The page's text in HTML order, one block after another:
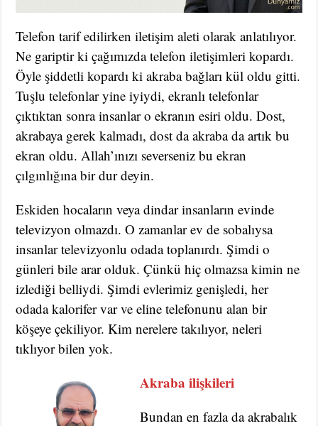
Telefon tarif edilirken iletişim aleti olarak anlatılıyor.
Ne gariptir ki çağımızda telefon iletişimleri kopardı.
Öyle şiddetli kopardı ki akraba bağları kül oldu gitti.
Tuşlu telefonlar yine iyiydi, ekranlı telefonlar
çıktıktan sonra insanlar o ekranın esiri oldu. Dost,
akrabaya gerek kalmadı, dost da akraba da artık bu
ekran oldu. Allah’ınızı severseniz bu ekran
çılgınlığına bir dur deyin.
Eskiden hocaların veya dindar insanların evinde
televizyon olmazdı. O zamanlar ev de sobalıysa
insanlar televizyonlu odada toplanırdı. Şimdi o
günleri bile arar olduk. Çünkü hiç olmazsa kimin ne
izlediği belliydi. Şimdi evlerimiz genişledi, her
odada kalorifer var ve eline telefonunu alan bir
köşeye çekiliyor. Kim nerelere takılıyor, neleri
tıklıyor bilen yok.
Akraba ilişkileri
Bundan en fazla da akrabalık